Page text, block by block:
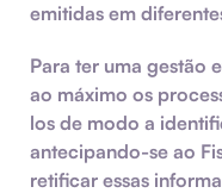
emitidas em
Para ter uma gestão
ao máximo os
los de modo a
antecipando-se ao
retificar essas